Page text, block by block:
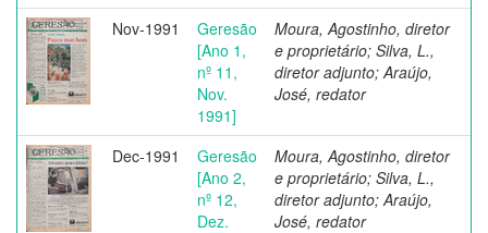
Nov-1991
Geresão
[Ano 1,
nº 11,
Nov.
1991]
Moura, Agostinho, diretor
e proprietário; Silva, L.,
diretor adjunto; Araújo,
José, redator
Dec-1991
Geresão
[Ano 2,
nº 12,
Dez.
Moura, Agostinho, diretor
e proprietário; Silva, L.,
diretor adjunto; Araújo,
José, redator